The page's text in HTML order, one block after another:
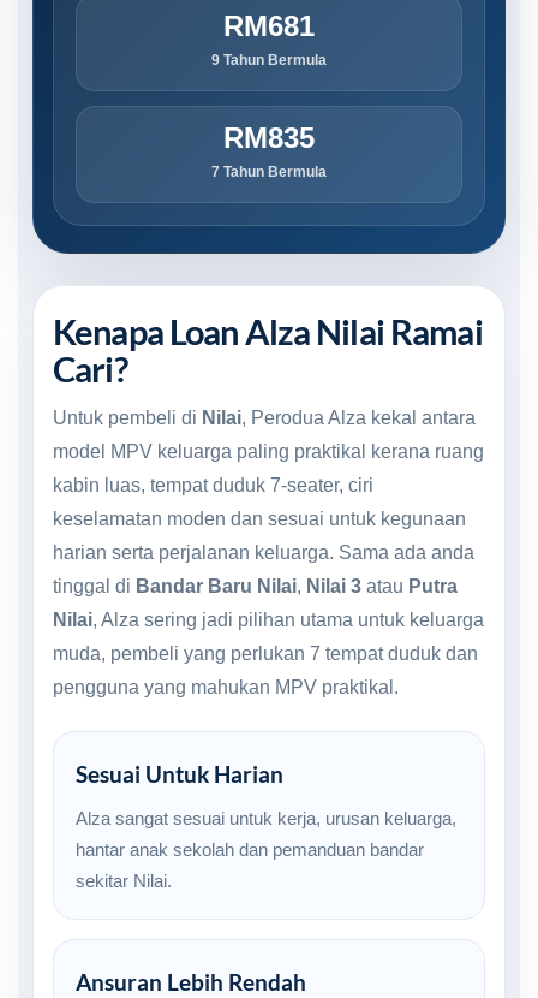
RM681
9 Tahun Bermula
RM835
7 Tahun Bermula
Kenapa Loan Alza Nilai Ramai
Cari?
Untuk pembeli di Nilai, Perodua Alza kekal antara
model MPV keluarga paling praktikal kerana ruang
kabin luas, tempat duduk 7-seater, ciri
keselamatan moden dan sesuai untuk kegunaan
harian serta perjalanan keluarga. Sama ada anda
tinggal di Bandar Baru Nilai, Nilai 3 atau Putra
Nilai, Alza sering jadi pilihan utama untuk keluarga
muda, pembeli yang perlukan 7 tempat duduk dan
pengguna yang mahukan MPV praktikal.
Sesuai Untuk Harian
Alza sangat sesuai untuk kerja, urusan keluarga,
hantar anak sekolah dan pemanduan bandar
sekitar Nilai.
Ansuran Lebih Rendah